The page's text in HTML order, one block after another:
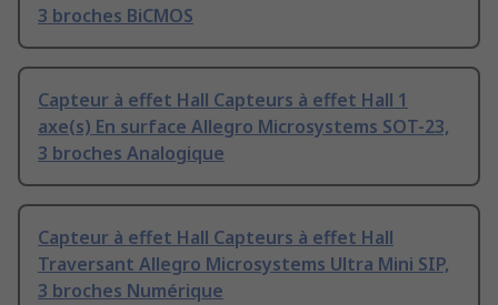
3 broches BiCMOS
Capteur à effet Hall Capteurs à effet Hall 1
axe(s) En surface Allegro Microsystems SOT-23,
3 broches Analogique
Capteur à effet Hall Capteurs à effet Hall
Traversant Allegro Microsystems Ultra Mini SIP,
3 broches Numérique